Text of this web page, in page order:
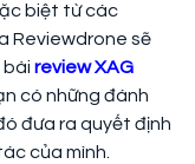
biệt từ các
Reviewdrone sẽ
bài review XAG
có những đánh
đưa ra quyết định
của mình.